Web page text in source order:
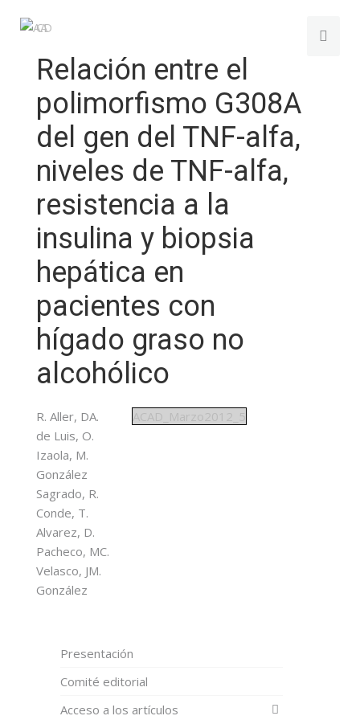
Relación entre el
polimorfismo G308A
del gen del TNF-alfa,
niveles de TNF-alfa,
resistencia a la
insulina y biopsia
hepática en
pacientes con
hígado graso no
alcohólico
R. Aller, DA.
de Luis, O.
Izaola, M.
González
Sagrado, R.
Conde, T.
Alvarez, D.
Pacheco, MC.
Velasco, JM.
González
ACAD_Marzo2012_5
Presentación
Comité editorial
Acceso a los artículos